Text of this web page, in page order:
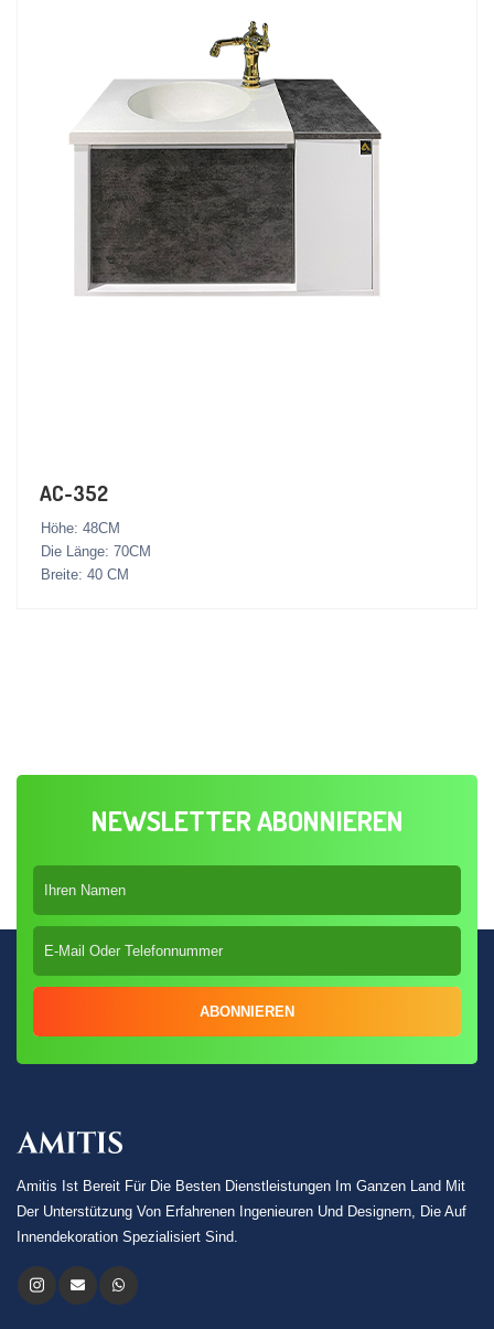
AC-352
Höhe: 48CM
Die Länge: 70CM
Breite: 40 CM
NEWSLETTER ABONNIEREN
ABONNIEREN
Amitis Ist Bereit Für Die Besten Dienstleistungen Im Ganzen Land Mit
Der Unterstützung Von Erfahrenen Ingenieuren Und Designern, Die Auf
Innendekoration Spezialisiert Sind.